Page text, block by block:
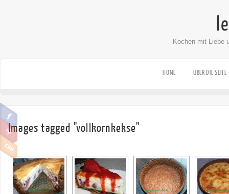
Kochen mit Liebe
HOME ÜBER DIE SEITE
Images tagged "vollkornkekse"